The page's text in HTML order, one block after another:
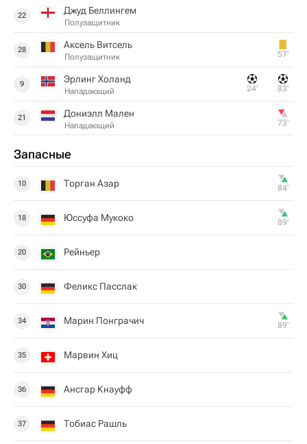
22 Джуд Беллингем
Полузащитник
28 Аксель Витсель
Полузащитник 57‎’‎
9 Эрлинг Холанд
Нападающий 24‎’‎ 83‎’‎
21 Дониэлл Мален
Нападающий 73‎’‎
Запасные
10 Торган Азар 84‎’‎
18 Юссуфа Мукоко 89‎’‎
20 Рейньер
30 Феликс Пасслак
34 Марин Понграчич 89‎’‎
35 Марвин Хиц
36 Ансгар Кнауфф
37 Тобиас Рашль